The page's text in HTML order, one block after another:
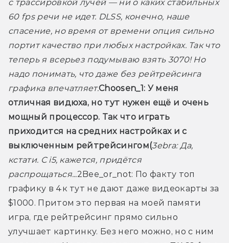
с трассировкой лучей — ни о каких стабильных
60 fps речи не идет. DLSS, конечно, наше
спасение, но время от времени опция сильно
портит качество при любых настройках. Так что
теперь я всерьез подумываю взять 3070! Но
надо понимать, что даже без рейтрейсинга
графика впечатляет.Choosen_1: У меня
отличная видюха, но тут нужен ещё и очень
мощный процессор. Так что играть
приходится на средних настройках и с
выключенным рейтрейсингом(3ebra: Да,
кстати. С i5, кажется, придётся
распрощаться...2Bee_or_not: По факту топ
графику в 4к тут не дают даже видеокарты за
$1000. Притом это первая на моей памяти
игра, где рейтрейсинг прямо сильно
улучшает картинку. Без него можно, но с ним